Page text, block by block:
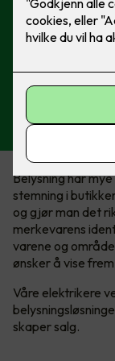
Belysning har
stemning i
og gjør man det
merkevarens
varene og
ønsker å vise
Våre elektrikere
skaper salg.